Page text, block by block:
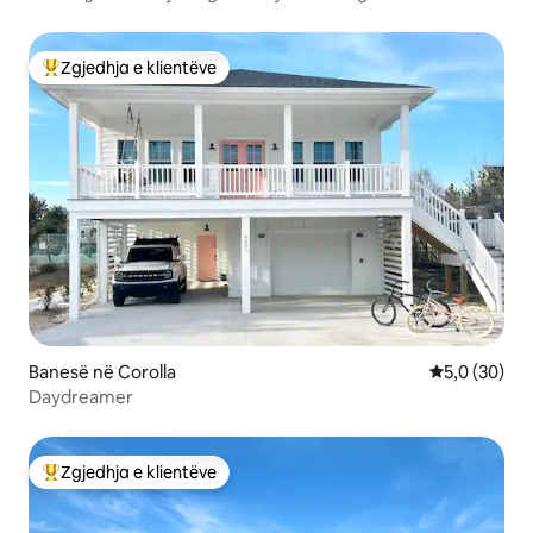
Më të mirat e zgjedhjeve të klientëve
Zgjedhja e klientëve
Banesë në Corolla Vlerësimi
5,0 (30)
Daydreamer
Më të mirat e zgjedhjeve të klientëve
Zgjedhja e klientëve